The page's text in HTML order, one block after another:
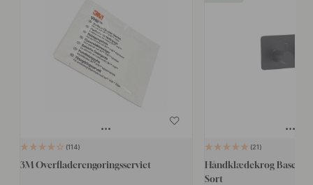
114
3M Overfladerengøringsserviet
21
Håndklædekrog Base
Sort